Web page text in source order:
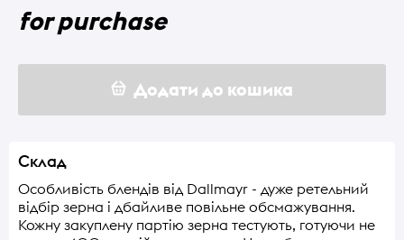
for purchase
Додати до кошика
Склад
Особливість блендів від Dallmayr - дуже ретельний
відбір зерна і дбайливе повільне обсмажування.
Кожну закуплену партію зерна тестують, готуючи не